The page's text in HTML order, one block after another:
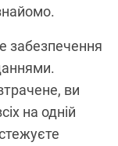
забезпечення
ви
на одній